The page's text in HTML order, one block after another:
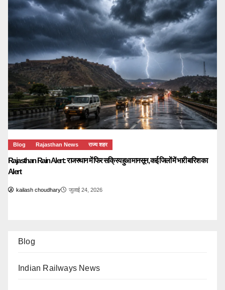
Blog Rajasthan News राज्य शहर
Rajasthan Rain Alert: राजस्थान में फिर सक्रिय हुआ मानसून, कई जिलों में भारी बारिश का
Alert
kailash choudhary जुलाई 24, 2026
Blog
Indian Railways News